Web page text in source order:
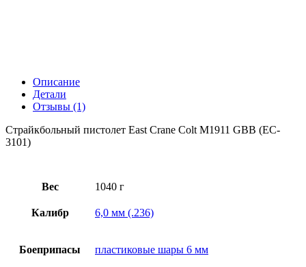
Описание
Детали
Отзывы (1)
Страйкбольный пистолет East Crane Colt M1911 GBB (EC-
3101)
Вес 1040 г
Калибр 6,0 мм (.236)
Боеприпасы пластиковые шары 6 мм